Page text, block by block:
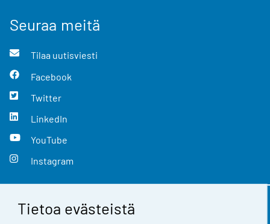
Tietoa evästeistä
Seuraa meitä
Tilaa uutisviesti
Facebook
Twitter
LinkedIn
YouTube
Instagram
Yhteystiedot